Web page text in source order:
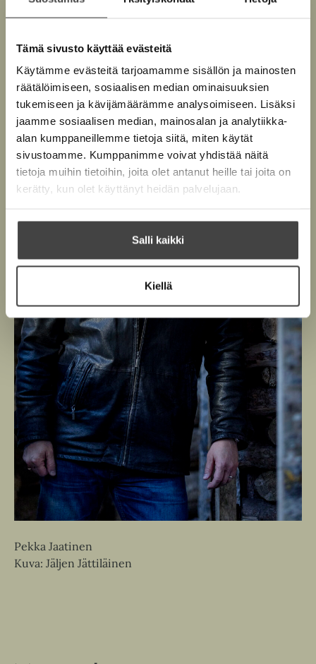
Tämä sivusto käyttää evästeitä
Käytämme evästeitä tarjoamamme sisällön ja mainosten
räätälöimiseen, sosiaalisen median ominaisuuksien
tukemiseen ja kävijämäärämme analysoimiseen. Lisäksi
jaamme sosiaalisen median, mainosalan ja analytiikka-
alan kumppaneillemme tietoja siitä, miten käytät
sivustoamme. Kumppanimme voivat yhdistää näitä
tietoja muihin tietoihin, joita olet antanut heille tai joita on
kerätty, kun olet käyttänyt heidän palvelujaan.
Salli kaikki
Kiellä
e
l
i
l
e
h
t
e
e
e
n
v
ä
l
i
l
e
h
t
e
J
a
t
n
e
n
Pekka Jaatinen
Kuva: Jäljen Jättiläinen